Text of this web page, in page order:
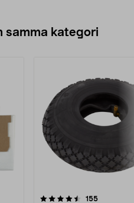
samma kategori
155
5.0 av 5 stjärnor